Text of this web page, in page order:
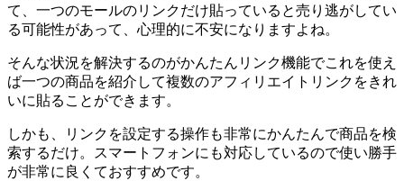
て、一つのモールのリンクだけ貼っていると売り逃がしてい
る可能性があって、心理的に不安になりますよね。
そんな状況を解決するのがかんたんリンク機能でこれを使え
ば一つの商品を紹介して複数のアフィリエイトリンクをきれ
いに貼ることができます。
しかも、リンクを設定する操作も非常にかんたんで商品を検
索するだけ。スマートフォンにも対応しているので使い勝手
が非常に良くておすすめです。